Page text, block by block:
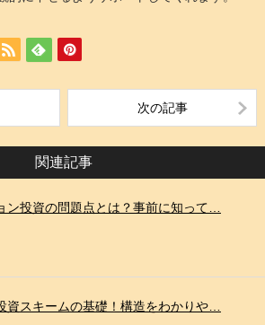
次の記事
関連記事
ン投資の問題点とは？事前に知って…
資スキームの基礎！構造をわかりや…